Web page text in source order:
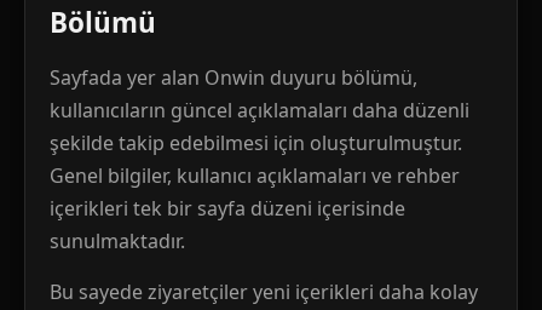
Bölümü
Sayfada yer alan Onwin duyuru bölümü,
kullanıcıların güncel açıklamaları daha düzenli
şekilde takip edebilmesi için oluşturulmuştur.
Genel bilgiler, kullanıcı açıklamaları ve rehber
içerikleri tek bir sayfa düzeni içerisinde
sunulmaktadır.
Bu sayede ziyaretçiler yeni içerikleri daha kolay